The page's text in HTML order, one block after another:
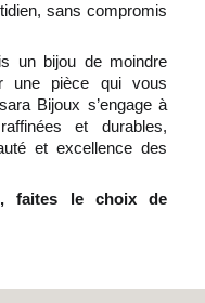
sans compromis
un bijou de moindre
une pièce qui vous
Bijoux s’engage à
et durables,
et excellence des
faites le choix de